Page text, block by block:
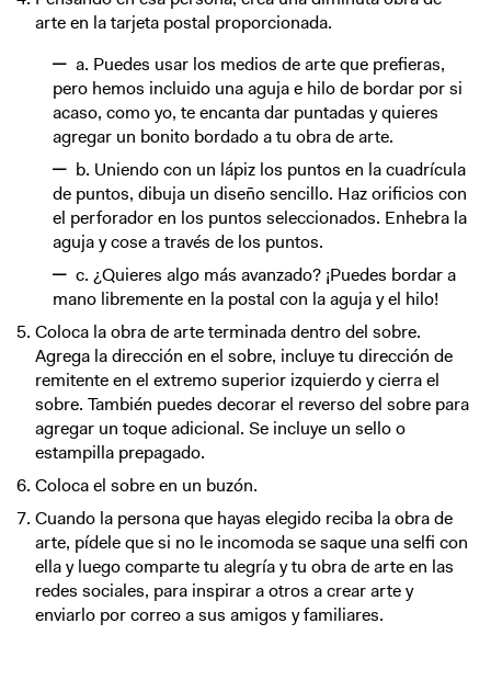
arte en la tarjeta postal proporcionada.
a. Puedes usar los medios de arte que prefieras,
pero hemos incluido una aguja e hilo de bordar por si
acaso, como yo, te encanta dar puntadas y quieres
agregar un bonito bordado a tu obra de arte.
b. Uniendo con un lápiz los puntos en la cuadrícula
de puntos, dibuja un diseño sencillo. Haz orificios con
el perforador en los puntos seleccionados. Enhebra la
aguja y cose a través de los puntos.
c. ¿Quieres algo más avanzado? ¡Puedes bordar a
mano libremente en la postal con la aguja y el hilo!
Coloca la obra de arte terminada dentro del sobre.
Agrega la dirección en el sobre, incluye tu dirección de
remitente en el extremo superior izquierdo y cierra el
sobre. También puedes decorar el reverso del sobre para
agregar un toque adicional. Se incluye un sello o
estampilla prepagado.
Coloca el sobre en un buzón.
Cuando la persona que hayas elegido reciba la obra de
arte, pídele que si no le incomoda se saque una selfi con
ella y luego comparte tu alegría y tu obra de arte en las
redes sociales, para inspirar a otros a crear arte y
enviarlo por correo a sus amigos y familiares.